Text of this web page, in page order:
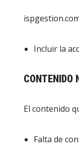
Incluir la
CONTENIDO
El contenido
Falta de